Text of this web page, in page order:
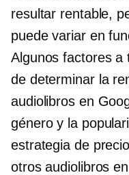
resultar rentable,
puede variar en
Algunos factores a
de determinar la
audiolibros en
género y la
estrategia de
otros audiolibros